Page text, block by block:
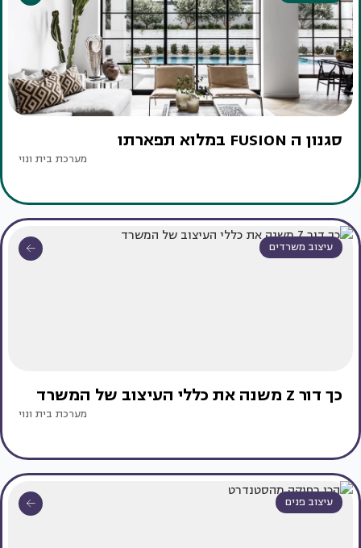
סגנון ה FUSION במלוא תפארתו
מערכת בית ונוי
עיצוב משרדים
כך דור Z משנה את כללי העיצוב של המשרד
מערכת בית ונוי
עיצוב פנים